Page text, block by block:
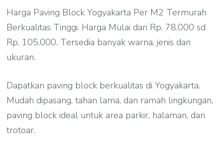
Harga Paving Block Yogyakarta Per M2 Termurah
Berkualitas Tinggi. Harga Mulai dari Rp. 78.000 sd
Rp. 105.000. Tersedia banyak warna, jenis dan
ukuran.
Dapatkan paving block berkualitas di Yogyakarta.
Mudah dipasang, tahan lama, dan ramah lingkungan,
paving block ideal untuk area parkir, halaman, dan
trotoar.